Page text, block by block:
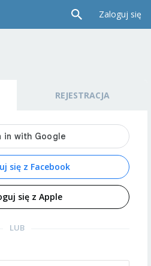
Zaloguj się
REJESTRACJA
się z Facebook
się z Apple
LUB